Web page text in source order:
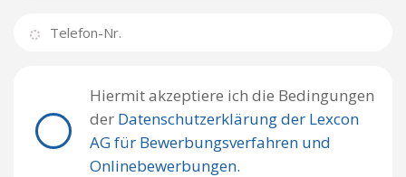
Hiermit akzeptiere ich die Bedingungen
der Datenschutzerklärung der Lexcon
AG für Bewerbungsverfahren und
Onlinebewerbungen.